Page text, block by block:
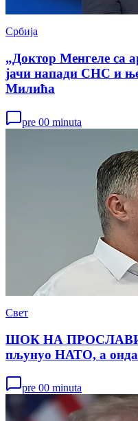
Србија
„Доктор Менгеле са
јачи напади СНС и
Милића
pre 00 minuta
Свет
ШОК НА ПРОСЛАВИ
пљунуо НАТО, а онда
pre 00 minuta